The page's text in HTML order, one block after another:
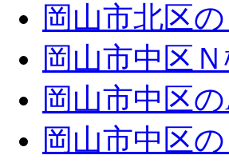
岡山市北区
岡山市中区
岡山市中区
岡山市中区